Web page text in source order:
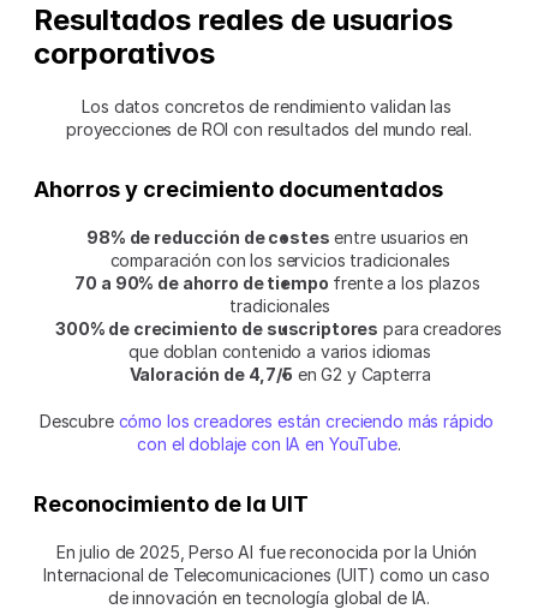
Resultados reales de usuarios
corporativos
Los datos concretos de rendimiento validan las
proyecciones de ROI con resultados del mundo real.
Ahorros y crecimiento documentados
98% de reducción de costes entre usuarios en
comparación con los servicios tradicionales
70 a 90% de ahorro de tiempo frente a los plazos
tradicionales
300% de crecimiento de suscriptores para creadores
que doblan contenido a varios idiomas
Valoración de 4,7/5 en G2 y Capterra
Descubre cómo los creadores están creciendo más rápido
con el doblaje con IA en YouTube.
Reconocimiento de la UIT
En julio de 2025, Perso AI fue reconocida por la Unión
Internacional de Telecomunicaciones (UIT) como un caso
de innovación en tecnología global de IA.